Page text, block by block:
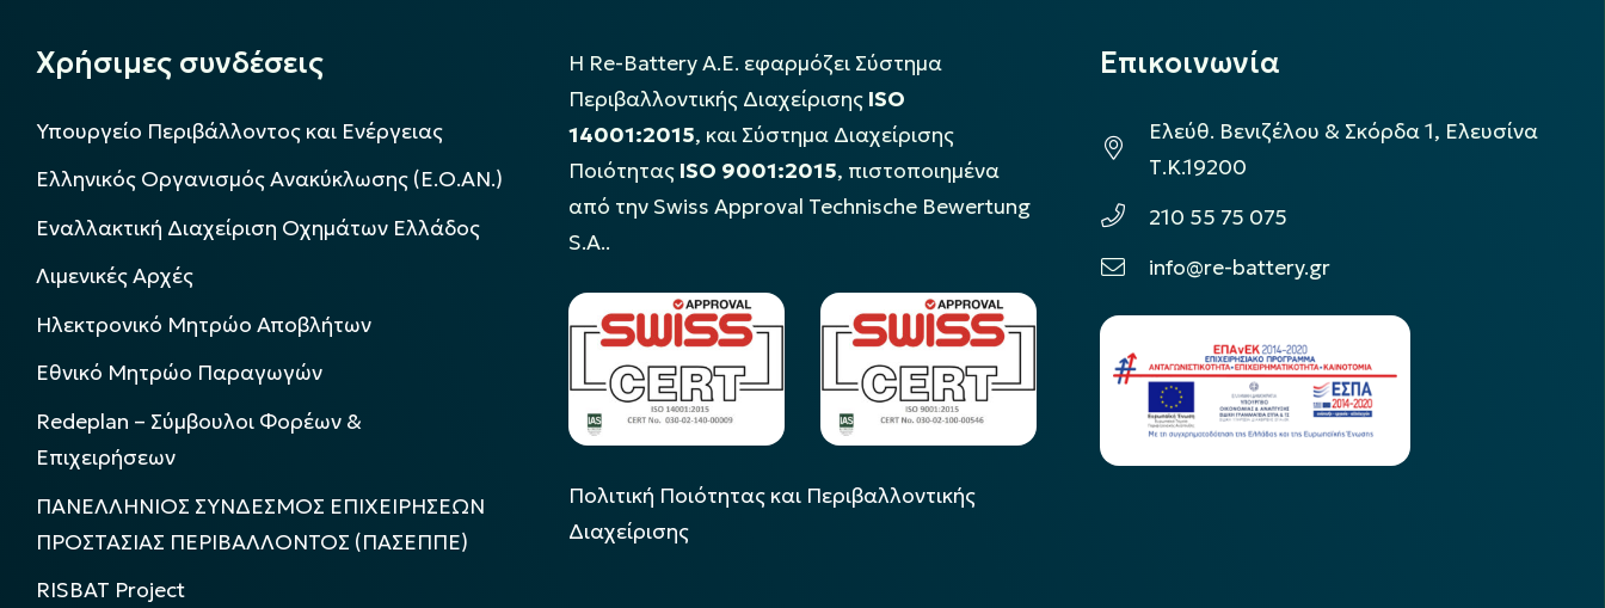
Χρήσιμες συνδέσεις
Υπουργείο Περιβάλλοντος και Ενέργειας
Ελληνικός Οργανισμός Ανακύκλωσης (Ε.Ο.ΑΝ.)
Εναλλακτική Διαχείριση Οχημάτων Ελλάδος
Λιμενικές Αρχές
Ηλεκτρονικό Μητρώο Αποβλήτων
Εθνικό Μητρώο Παραγωγών
Redeplan – Σύμβουλοι Φορέων &
Επιχειρήσεων
ΠΑΝΕΛΛΗΝΙΟΣ ΣΥΝΔΕΣΜΟΣ ΕΠΙΧΕΙΡΗΣΕΩΝ
ΠΡΟΣΤΑΣΙΑΣ ΠΕΡΙΒΑΛΛΟΝΤΟΣ (ΠΑΣΕΠΠΕ)
RISBAT Project
Η Re-Battery Α.Ε. εφαρμόζει Σύστημα
Περιβαλλοντικής Διαχείρισης ISO
14001:2015, και Σύστημα Διαχείρισης
Ποιότητας ISO 9001:2015, πιστοποιημένα
από την Swiss Approval Technische Bewertung
S.A..
Πολιτική Ποιότητας και Περιβαλλοντικής
Διαχείρισης
Επικοινωνία
Ελεύθ. Βενιζέλου & Σκόρδα 1, Ελευσίνα
Τ.Κ.19200
210 55 75 075
info@re-battery.gr